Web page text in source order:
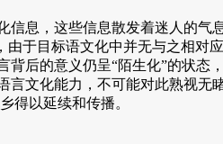
息，这些信息散发着迷人的气
由于目标语文化中并无与之相
后的意义仍呈“陌生化”的状态
文化能力，不可能对此熟视无
得以延续和传播。